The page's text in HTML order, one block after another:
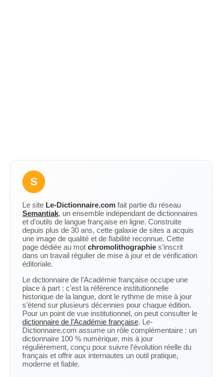
S
Le site Le-Dictionnaire.com fait partie du réseau
Semantiak, un ensemble indépendant de dictionnaires
et d’outils de langue française en ligne. Construite
depuis plus de 30 ans, cette galaxie de sites a acquis
une image de qualité et de fiabilité reconnue. Cette
page dédiée au mot chromolithographie s’inscrit
dans un travail régulier de mise à jour et de vérification
éditoriale.
Le dictionnaire de l’Académie française occupe une
place à part : c’est la référence institutionnelle
historique de la langue, dont le rythme de mise à jour
s’étend sur plusieurs décennies pour chaque édition.
Pour un point de vue institutionnel, on peut consulter le
dictionnaire de l’Académie française. Le-
Dictionnaire.com assume un rôle complémentaire : un
dictionnaire 100 % numérique, mis à jour
régulièrement, conçu pour suivre l’évolution réelle du
français et offrir aux internautes un outil pratique,
moderne et fiable.